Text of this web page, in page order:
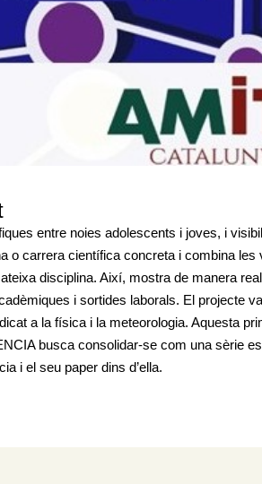
entre noies adolescents i joves, i
o carrera científica concreta i combina les
disciplina. Així, mostra de manera
i sortides laborals. El projecte
a la física i la meteorologia. Aquesta
busca consolidar-se com una sèrie
i el seu paper dins d’ella.